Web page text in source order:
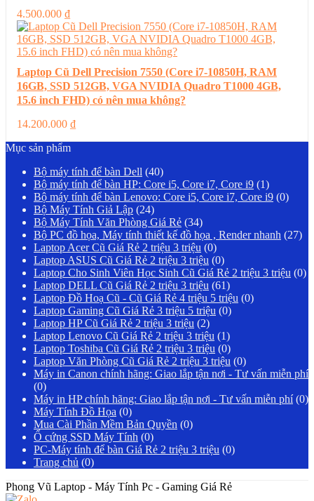
4.500.000 ₫
Laptop Cũ Dell Precision 7550 (Core i7-10850H, RAM
16GB, SSD 512GB, VGA NVIDIA Quadro T1000 4GB,
15.6 inch FHD) có nên mua không?
14.200.000 ₫
Mục sản phẩm
Bộ máy tính để bàn Dell (40)
Bộ máy tính để bàn HP: Core i5, Core i7, Core i9 (1)
Bộ máy tính để bàn Lenovo: Core i5, Core i7, Core i9 (0)
Bộ Máy Tính Giả Lập (24)
Bộ Máy Tính Văn Phòng Giá Rẻ (34)
Bộ PC đồ họa, Máy tính thiết kế đồ họa , Render nhanh (27)
Laptop Acer Cũ Giá Rẻ 2 triệu 3 triệu (0)
Laptop ASUS Cũ Giá Rẻ 2 triệu 3 triệu (0)
Laptop Cho Sinh Viên Học Sinh Cũ Giá Rẻ 2 triệu 3 triệu (0)
Laptop DELL Cũ Giá Rẻ 2 triệu 3 triệu (61)
Laptop Đồ Hoạ Cũ - Cũ Giá Rẻ 4 triệu 5 triệu (0)
Laptop Gaming Cũ Giá Rẻ 3 triệu 5 triệu (0)
Laptop HP Cũ Giá Rẻ 2 triệu 3 triệu (2)
Laptop Lenovo Cũ Giá Rẻ 2 triệu 3 triệu (1)
Laptop Toshiba Cũ Giá Rẻ 2 triệu 3 triệu (0)
Laptop Văn Phòng Cũ Giá Rẻ 2 triệu 3 triệu (0)
Máy in Canon chính hãng: Giao lắp tận nơi - Tư vấn miễn phí
(0)
Máy in HP chính hãng: Giao lắp tận nơi - Tư vấn miễn phí (0)
Máy Tính Đồ Họa (0)
Mua Cài Phần Mềm Bản Quyền (0)
Ổ cứng SSD Máy Tính (0)
PC-Máy tính để bàn Giá Rẻ 2 triệu 3 triệu (0)
Trang chủ (0)
Phong Vũ Laptop - Máy Tính Pc - Gaming Giá Rẻ